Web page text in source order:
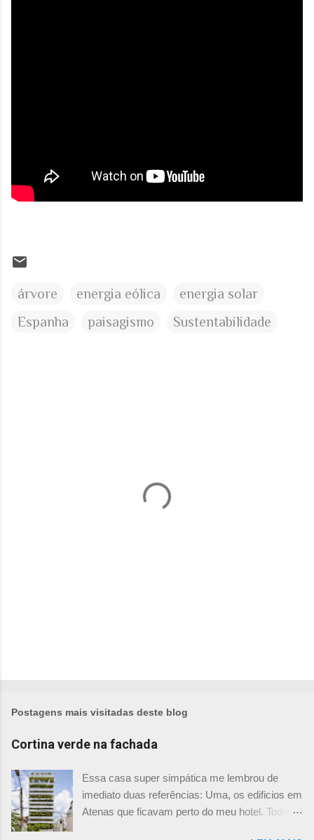
árvore energia eólica
energia solar
Espanha
paisagismo Sustentabilidade
Postagens mais visitadas deste blog
Cortina verde na fachada
Essa casa super simpática me lembrou de
imediato duas referências: Uma, os edificios em
Atenas que ficavam perto do meu hotel. Todos